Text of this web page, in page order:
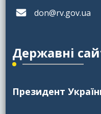
don@rv.gov.ua
Державні
Президент